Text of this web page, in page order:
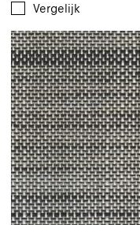
Vergelijk